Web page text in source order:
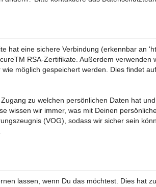
hat eine sichere Verbindung (erkennbar an
RSA-Zertifikate. Außerdem verwenden
möglich gespeichert werden. Dies findet
zu welchen persönlichen Daten hat
wissen wir immer, was mit Deinen
(VOG), sodass wir sicher sein
lassen, wenn Du das möchtest. Dies hat